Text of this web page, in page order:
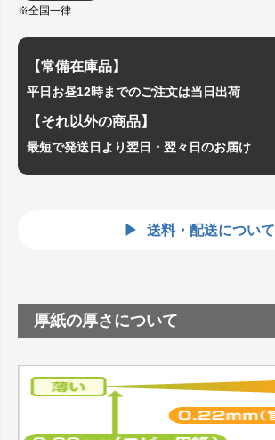
※全国一律
【常備在庫品】
平日お昼12時までのご注文は当日出荷
【それ以外の商品】
最短で発送日より翌日・翌々日のお届け
送料・配送について
厚紙の厚さについて